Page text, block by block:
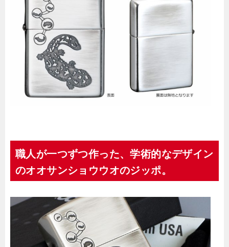
職人が一つずつ作った、学術的なデザイン
のオオサンショウウオのジッポ。